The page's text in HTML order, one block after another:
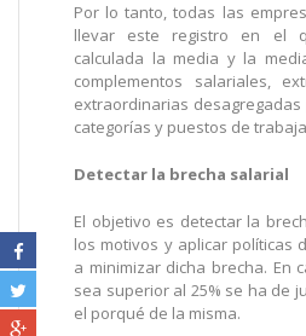
Por lo tanto, todas las
llevar este registro en el
calculada la media y la
complementos salariales,
extraordinarias
categorías y puestos de
Detectar la brecha salarial
El objetivo es detectar la
los motivos y aplicar políticas
a minimizar dicha brecha. En
sea superior al 25% se ha de
el porqué de la misma.